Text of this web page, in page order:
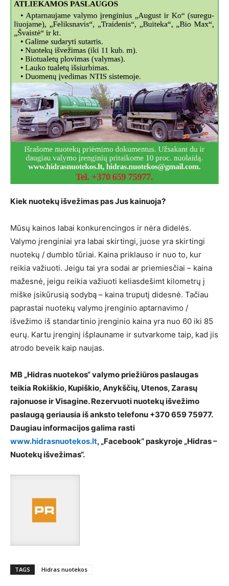
Kiek nuotekų išvežimas pas Jus kainuoja?
Mūsų kainos labai konkurencingos ir nėra didelės.
Valymo įrenginiai yra labai skirtingi, juose yra skirtingi
nuotekų / dumblo tūriai. Kaina priklauso ir nuo to, kur
reikia važiuoti. Jeigu tai yra sodai ar priemiesčiai – kaina
mažesnė, jeigu reikia važiuoti keliasdešimt kilometrų į
miške įsikūrusią sodybą – kaina truputį didesnė. Tačiau
paprastai nuotekų valymo įrenginio aptarnavimo /
išvežimo iš standartinio įrenginio kaina yra nuo 60 iki 85
eurų. Kartu įrenginį išplauname ir sutvarkome taip, kad jis
atrodo beveik kaip naujas.
MB „Hidras nuotekos“ valymo priežiūros paslaugas
teikia Rokiškio, Kupiškio, Anykščių, Utenos, Zarasų
rajonuose ir Visagine. Rezervuoti nuotekų išvežimo
paslaugą geriausia iš anksto telefonu +370 659 75977.
Daugiau informacijos galima rasti
www.hidrasnuotekos.lt, „Facebook“ paskyroje „Hidras –
Nuotekų išvežimas“.
TAGS Hidras nuotekos